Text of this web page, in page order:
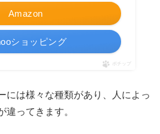
Amazon
ショッピング
ポチップ
には様々な種類があり、人によっ
違ってきます。